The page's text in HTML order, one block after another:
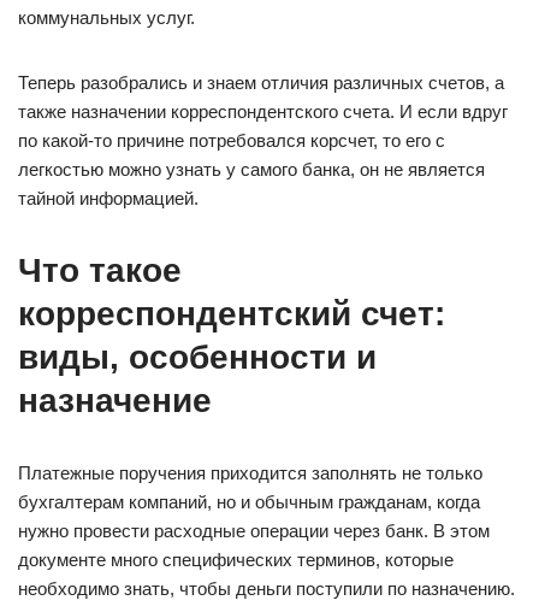
коммунальных услуг.
Теперь разобрались и знаем отличия различных счетов, а
также назначении корреспондентского счета. И если вдруг
по какой-то причине потребовался корсчет, то его с
легкостью можно узнать у самого банка, он не является
тайной информацией.
Что такое
корреспондентский счет:
виды, особенности и
назначение
Платежные поручения приходится заполнять не только
бухгалтерам компаний, но и обычным гражданам, когда
нужно провести расходные операции через банк. В этом
документе много специфических терминов, которые
необходимо знать, чтобы деньги поступили по назначению.